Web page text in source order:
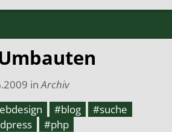
inArchiv
#blog
#suche
#php